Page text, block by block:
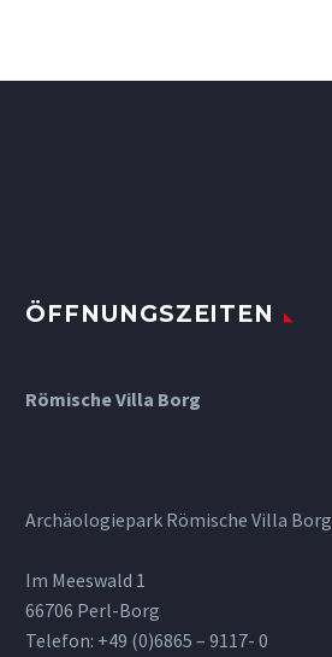
ÖFFNUNGSZEITEN
Römische Villa Borg
Archäologiepark Römische Villa Borg
Im Meeswald 1
66706 Perl-Borg
Telefon: +49 (0)6865 – 9117- 0